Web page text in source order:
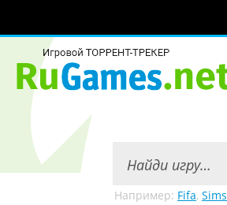
Например: Fifa, Sims